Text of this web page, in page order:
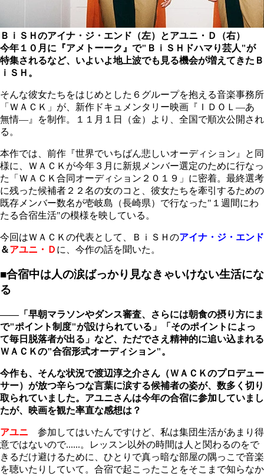
ＢｉＳＨのアイナ・ジ・エンド（左）とアユニ・Ｄ（右）
今年１０月に『アメトーーク』で"ＢｉＳＨドハマり芸人"が
特集されるなど、いよいよ地上波でも見る機会が増えてきたＢ
ｉＳＨ。
そんな彼女たちをはじめとした６グループを抱える音楽事務所
「ＷＡＣＫ」が、新作ドキュメンタリー映画『ＩＤＯＬ―あゝ
無情―』を制作。１１月１日（金）より、全国で順次公開され
る。
本作では、前作『世界でいちばん悲しいオーディション』と同
様に、ＷＡＣＫが今年３月に新規メンバー選定のために行なっ
た「ＷＡＣＫ合同オーディション２０１９」に密着。最終選考
に残った候補者２２名の女のコと、彼女たちを牽引するための
既存メンバー数名が壱岐島（長崎県）で行なった"１週間にわ
たる合宿生活"の模様を映している。
今回はＷＡＣＫの代表として、ＢｉＳＨのアイナ・ジ・エンド
＆アユニ・Ｄ に、今作の話を聞いた。
■合宿中は人の涙ばっかり見なきゃいけない生活にな
る
――「早朝マラソンやダンス審査、さらには朝食の摂り方にま
で"ポイント制度"が設けられている」「そのポイントによっ
て毎日脱落者が出る」など、ただでさえ精神的に追い込まれる
ＷＡＣＫの"合宿形式オーディション"。
今作も、そんな状況で渡辺淳之介さん（ＷＡＣＫのプロデュー
サー）が放つ辛らつな言葉に涙する候補者の姿が、数多く切り
取られていました。アユニさんは今年の合宿に参加していまし
たが、映画を観た率直な感想は？
アユニ 参加してはいたんですけど、私は集団生活があまり得
意ではないので......。レッスン以外の時間は人と関わるのをで
きるだけ避けるために、ひとりで真っ暗な部屋の隅っこで音楽
を聴いたりしていて。合宿で起こったことをそこまで知らなか